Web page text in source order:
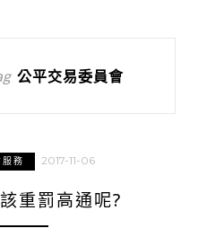
公平交易委員會
務 2017-11-06
重罰高通呢?